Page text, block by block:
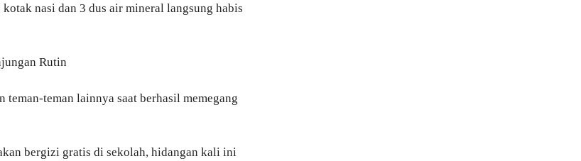
nasi dan 3 dus air mineral langsung habis
Rutin
teman lainnya saat berhasil memegang
bergizi gratis di sekolah, hidangan kali ini